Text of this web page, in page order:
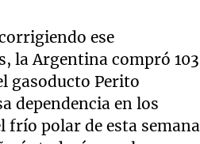
ese
la Argentina compró 103
gasoducto Perito
dependencia en los
frío polar de esta semana